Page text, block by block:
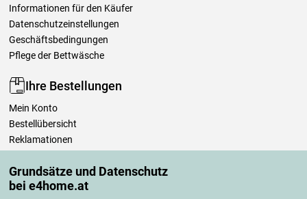
Grundsätze und Datenschutz
bei e4home.at
Informationen für den Käufer
Datenschutzeinstellungen
Geschäftsbedingungen
Pflege der Bettwäsche
Ihre Bestellungen
Mein Konto
Bestellübersicht
Reklamationen
Einfach mehr wissen
Richtlinien zur Verarbeitung von Bewertungen